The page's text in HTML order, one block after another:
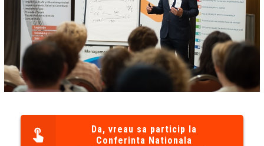
Da, vreau sa particip la
Conferinta Nationala